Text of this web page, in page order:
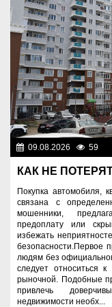
09.08.2026 59
КАК НЕ
Покупка автомобиля,
связана с
мошенники,
предоплату или
избежать
безопасности.Первое
людям без
следует относиться
рыночной. Подобные
привлечь
недвижимости необх...